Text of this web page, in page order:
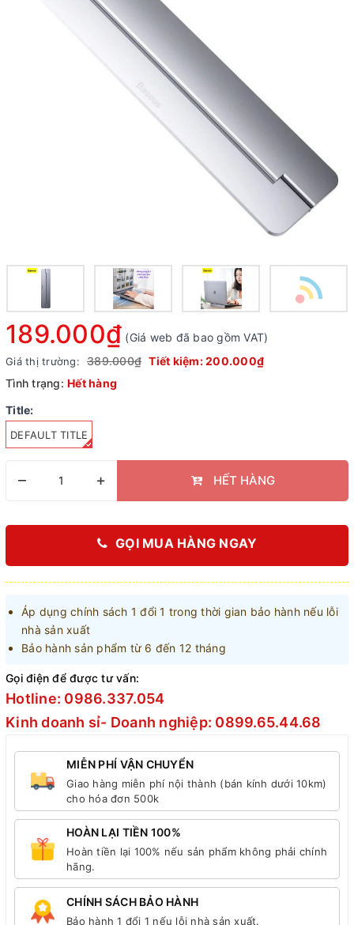
189.000₫ (Giá web đã bao gồm VAT)
Giá thị trường: 389.000₫ Tiết kiệm:200.000₫
Tình trạng: Hết hàng
Title:
DEFAULT TITLE
– + HẾT HÀNG
GỌI MUA HÀNG NGAY
Áp dụng chính sách 1 đổi 1 trong thời gian bảo hành nếu lỗi
nhà sản xuất
Bảo hành sản phẩm từ 6 đến 12 tháng
Gọi điện để được tư vấn:
Hotline: 0986.337.054
Kinh doanh sỉ- Doanh nghiệp: 0899.65.44.68
MIỄN PHÍ VẬN CHUYỂN
Giao hàng miễn phí nội thành (bán kính dưới 10km)
cho hóa đơn 500k
HOÀN LẠI TIỀN 100%
Hoàn tiền lại 100% nếu sản phẩm không phải chính
hãng.
CHÍNH SÁCH BẢO HÀNH
Bảo hành 1 đổi 1 nếu lỗi nhà sản xuất.